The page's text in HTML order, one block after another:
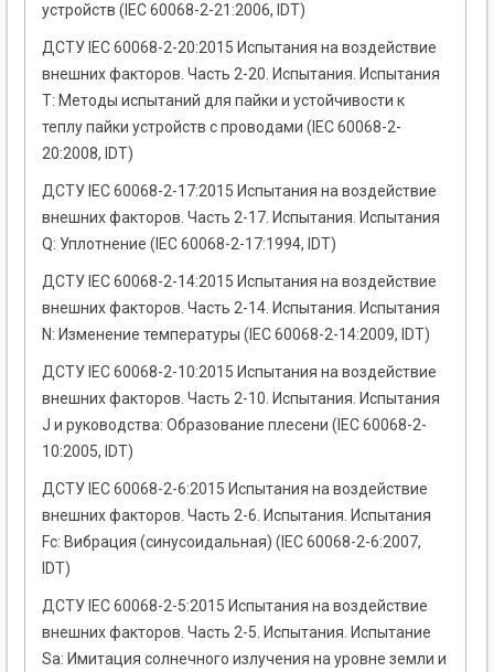
устройств (IEC 60068-2-21:2006, IDT)
ДСТУ IEC 60068-2-20:2015 Испытания на воздействие
внешних факторов. Часть 2-20. Испытания. Испытания
Т: Методы испытаний для пайки и устойчивости к
теплу пайки устройств с проводами (IEC 60068-2-
20:2008, IDT)
ДСТУ IEC 60068-2-17:2015 Испытания на воздействие
внешних факторов. Часть 2-17. Испытания. Испытания
Q: Уплотнение (IEC 60068-2-17:1994, IDT)
ДСТУ IEC 60068-2-14:2015 Испытания на воздействие
внешних факторов. Часть 2-14. Испытания. Испытания
N: Изменение температуры (IEC 60068-2-14:2009, IDT)
ДСТУ IEC 60068-2-10:2015 Испытания на воздействие
внешних факторов. Часть 2-10. Испытания. Испытания
J и руководства: Образование плесени (IEC 60068-2-
10:2005, IDT)
ДСТУ IEC 60068-2-6:2015 Испытания на воздействие
внешних факторов. Часть 2-6. Испытания. Испытания
Fc: Вибрация (синусоидальная) (IEC 60068-2-6:2007,
IDT)
ДСТУ IEC 60068-2-5:2015 Испытания на воздействие
внешних факторов. Часть 2-5. Испытания. Испытание
Sа: Имитация солнечного излучения на уровне земли и